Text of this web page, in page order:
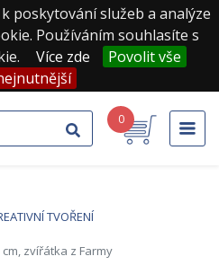
poskytování služeb a analýze
Používáním souhlasíte s
Více zde
Povolit vše
0
TVOŘENÍ
zvířátka z Farmy